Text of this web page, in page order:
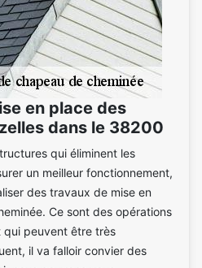
en place des
dans le 38200
qui éliminent les
un meilleur fonctionnement,
des travaux de mise en
Ce sont des opérations
qui peuvent être très
il va falloir convier des